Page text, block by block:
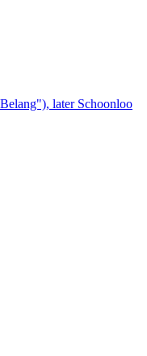
later Schoonloo